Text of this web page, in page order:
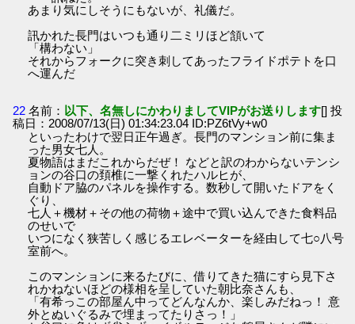
あまり気にしそうにもないが、礼儀だ。
訊かれた長門はいつも通り二ミリほど頷いて
「構わない」
それからフォークに突き刺してあったフライドポテトを口
へ運んだ
22 名前： 以下、名無しにかわりましてVIPがお送りします[] 投
稿日：2008/07/13(日) 01:34:23.04 ID:PZ6tVy+w0
といったわけで翌日正午過ぎ。長門のマンション前に集ま
った男女七人。
夏物語はまだこれからだぜ！ などと訳のわからないテンシ
ョンの谷口の頚椎に一撃くれたハルヒが、
自動ドア脇のパネルを操作する。数秒して開いたドアをく
ぐり、
七人＋機材＋その他の荷物＋途中で買い込んできた食料品
のせいで
いつになく狭苦しく感じるエレベーターを経由して七○八号
室前へ。
このマンションに来るたびに、借りてきた猫にすら見下さ
れかねないほどの様相を呈していた朝比奈さんも、
「有希っこの部屋ん中ってどんなんか、楽しみだねっ！ 意
外とぬいぐるみで埋まってたりさっ！」